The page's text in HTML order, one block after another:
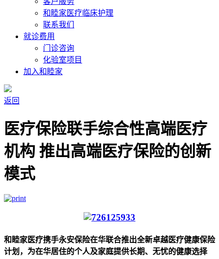
和睦家医疗临床护理
联系我们
就诊费用
门诊咨询
化验室项目
加入和睦家
返回
医疗保险联手综合性高端医疗
机构 推出高端医疗保险的创新
模式
和睦家医疗携手永安保险在华联合推出全新卓越医疗健康保险
计划，为在华居住的个人及家庭提供长期、无忧的健康选择